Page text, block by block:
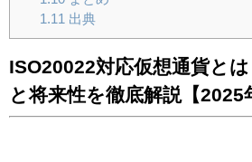
1.11 出典
ISO20022対応仮想通貨と
と将来性を徹底解説【2025